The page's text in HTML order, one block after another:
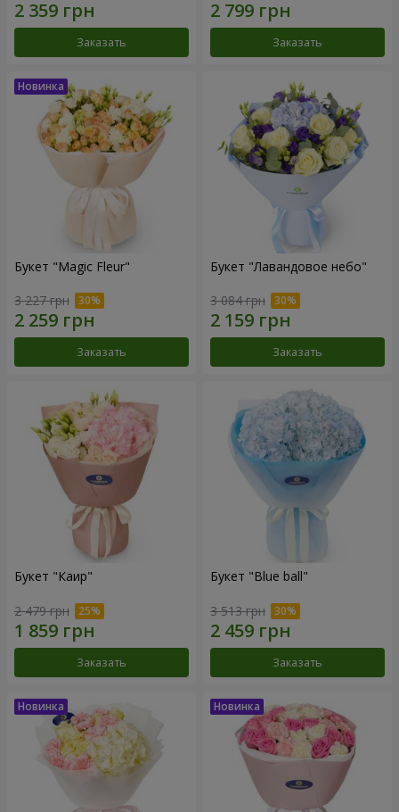
Заказать Заказать
Букет "Magic Fleur"
3 227 грн
Заказать
Букет "Лавандовое небо"
3 084 грн
Заказать
Букет "Каир"
2 479 грн
Заказать
Букет "Blue ball"
3 513 грн
Заказать